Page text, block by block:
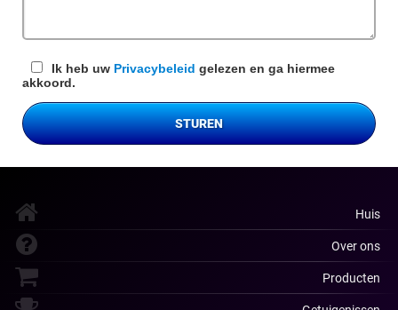
Ik heb uw Privacybeleid gelezen en ga hiermee
akkoord.
STUREN
Huis
Over ons
Producten